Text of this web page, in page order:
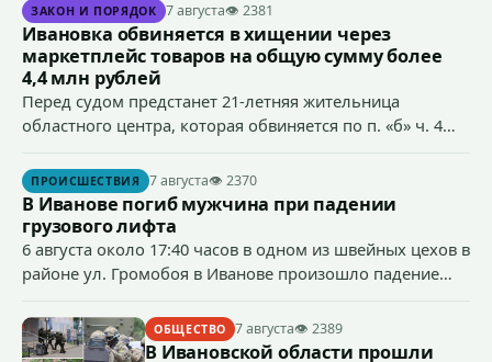
ЗАКОН И ПОРЯДОК 7 августа👁 2381
Ивановка обвиняется в хищении через
маркетплейс товаров на общую сумму более
4,4 млн рублей
Перед судом предстанет 21-летняя жительница
областного центра, которая обвиняется по п. «б» ч. 4
сумму более 4,4 млн рублей через маркетплейс.
ПРОИСШЕСТВИЯ 7 августа👁 2370
В Иванове погиб мужчина при падении
грузового лифта
6 августа около 17:40 часов в одном из швейных цехов в
районе ул. Громобоя в Иванове произошло падение
ОБЩЕСТВО 7 августа👁 2389
В Ивановской области прошли